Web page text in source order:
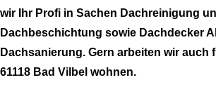
wir Ihr Profi in Sachen Dachreinigung
Dachbeschichtung sowie Dachdecker
Dachsanierung. Gern arbeiten wir auch
61118 Bad Vilbel wohnen.